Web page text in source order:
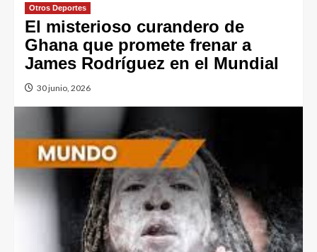
Otros Deportes
El misterioso curandero de
Ghana que promete frenar a
James Rodríguez en el Mundial
30 junio, 2026